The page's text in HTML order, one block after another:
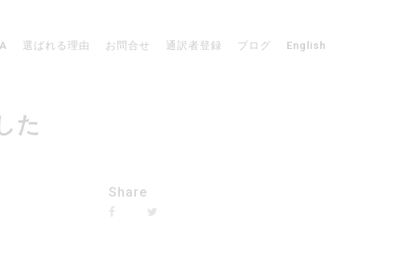
選ばれる理由 お問合せ 通訳者登録 ブログ English
た
Share